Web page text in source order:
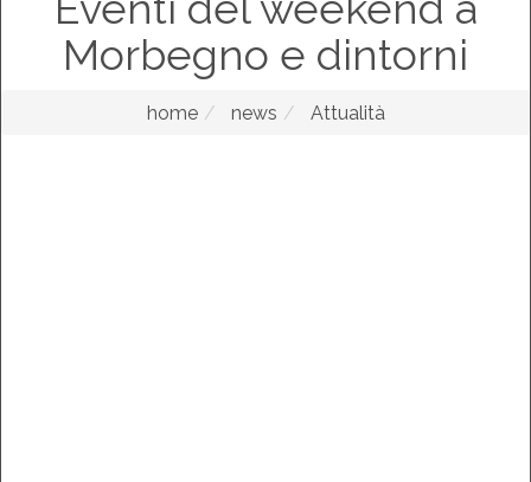
Morbegno e dintorni
home news Attualità